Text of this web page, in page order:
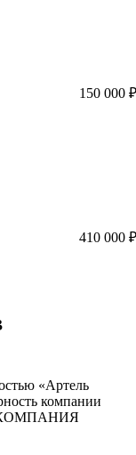
150 000 ₽
410 000 ₽
«Артель
компании